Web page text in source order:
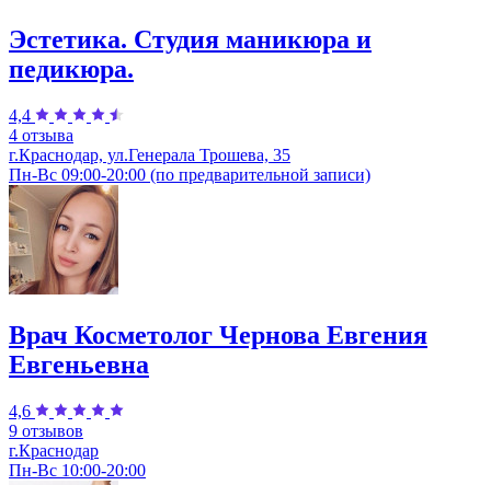
Эстетика. Студия маникюра и
педикюра.
4,4
4 отзыва
г.Краснодар, ул.Генерала Трошева, 35
Пн-Вс 09:00-20:00 (по предварительной записи)
Врач Косметолог Чернова Евгения
Евгеньевна
4,6
9 отзывов
г.Краснодар
Пн-Вс 10:00-20:00